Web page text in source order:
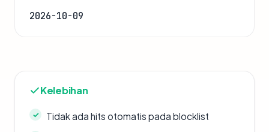
2026-10-09
Kelebihan
Tidak ada hits otomatis pada blocklist